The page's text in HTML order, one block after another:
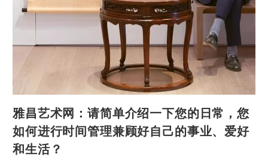
雅昌艺术网：请简单介绍一下您的日常，您
如何进行时间管理兼顾好自己的事业、爱好
和生活？